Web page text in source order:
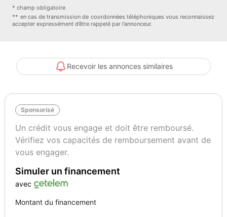
N hésitez pas à nous contacter pour plus d informations
VENTE / ACHAT / REPRISE / DEPOT VENTE
Options :
Sièges chauffants à l'avant
Accoudoir arrière central avec 2 porte-gobelets intégrés
Accoudoir de la console centrale relevable et réglable
Airbags grand volume pour le conducteur et le passager
Airbags latéraux avant intégrés aux sièges
Allumage automatique des feux en cas d'ouverture/fermeture du
Antenne intégrées dédiées à la radio, la navigation, le téléphone et
Boîte Porsche Doppelkupplung (PDK) à 7 rapports, avec modes
* champ obligatoire
** en cas de transmission de coordonnées téléphoniques vous reconnaissez
accepter expressément d’être rappelé par l’annonceur.
Recevoir les annonces similaires
Sponsorisé
Un crédit vous engage et doit être remboursé.
Vérifiez vos capacités de remboursement avant de
vous engager.
Simuler un financement
avec
Montant du financement